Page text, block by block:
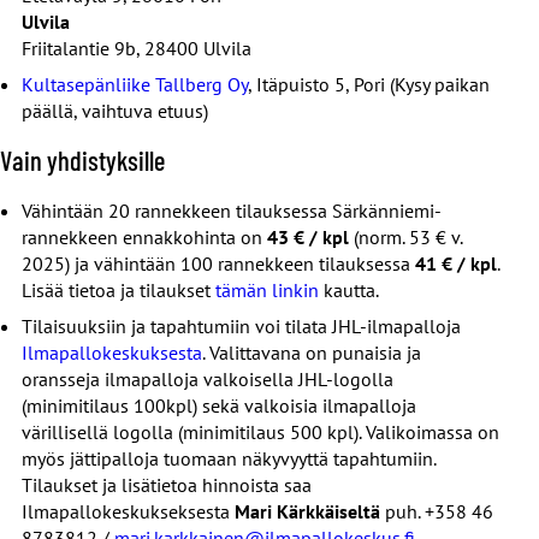
jäsenkortti tulee esittää sisäänkirjautumisen yhteydessä.
Aamiainen, liinavaatteet, pyyhkeet sekä loppusiivous
sisältyvät aina hintaan!
Alennusta eläinpuiston lipuista -10 %
lipunmyynnistä. Etu koskee aikuisten ja lasten lippuja sekä
perhelippuja. Jäsenkortti tulee esittää lippua ostaessa.
Majoittujat voivat lunastaa etuhintaisen lipun myös
vastaanotosta, jolloin lippu on voimassa koko majoituksen
ajan.
Tarjousehdot:
Majoitusetu saatavilla vain ennakkoon Ranua Resortin
varaussivustonkautta tehtyihin ja maksettuihin varauksiin.
Etua ei sovelleta kolmannen osapuolen kautta tehtyihin
Ajanvarauksella 20 minuutin neuvontakäyntejä
vastaanottoaikoina 2 x kk. (vrt. käynti ei-jäsenille 30 €)
Toimeksiannot ja kirjalliset lausunnot eivät sisälly
neuvontaan.
Jäsenalennus valtakunnallisista Vuokralaispäivistä ja
muusta koulutuksesta.
Ajankohtaisista vuokralaisasioista tiedottava sähköinen
uutiskirje.
Mahdolliset muut jäsenedut, joita Vuokralaiset VKL ry:n
jäsenille kulloinkin on voimassa.
Neuvontapalvelut
Yleinen neuvontanumero: 0600 915 15, puhelun hinta on
1,92 €/min.
HUOM! Maksuton jäsenpalvelunumero: 09 4770 360
Ulvila
Friitalantie 9b, 28400 Ulvila
Kultasepänliike Tallberg Oy, Itäpuisto 5, Pori (Kysy paikan
päällä, vaihtuva etuus)
Vain yhdistyksille
Vähintään 20 rannekkeen tilauksessa Särkänniemi-
rannekkeen ennakkohinta on 43 € / kpl (norm. 53 € v.
2025) ja vähintään 100 rannekkeen tilauksessa 41 € / kpl.
Lisää tietoa ja tilauksettämän linkin kautta.
Tilaisuuksiin ja tapahtumiin voi tilata JHL-ilmapalloja
Ilmapallokeskuksesta. Valittavana on punaisia ja
oransseja ilmapalloja valkoisella JHL-logolla
(minimitilaus 100kpl) sekä valkoisia ilmapalloja
värillisellä logolla (minimitilaus 500 kpl). Valikoimassa on
myös jättipalloja tuomaan näkyvyyttä tapahtumiin.
Tilaukset ja lisätietoa hinnoista saa
Ilmapallokeskukseksesta Mari Kärkkäiseltä puh. +358 46